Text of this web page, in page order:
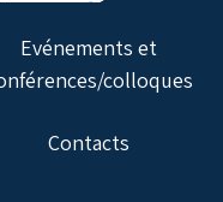
Evénements et
colloques
Contacts